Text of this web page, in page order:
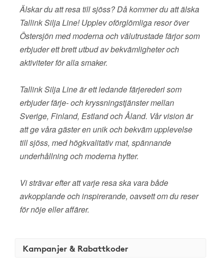
Älskar du att resa till sjöss? Då kommer du att älska
Tallink Silja Line! Upplev oförglömliga resor över
Östersjön med moderna och välutrustade färjor som
erbjuder ett brett utbud av bekvämligheter och
aktiviteter för alla smaker.
Tallink Silja Line är ett ledande färjerederi som
erbjuder färje- och kryssningstjänster mellan
Sverige, Finland, Estland och Åland. Vår vision är
att ge våra gäster en unik och bekväm upplevelse
till sjöss, med högkvalitativ mat, spännande
underhållning och moderna hytter.
Vi strävar efter att varje resa ska vara både
avkopplande och inspirerande, oavsett om du reser
för nöje eller affärer.
Kampanjer & Rabattkoder